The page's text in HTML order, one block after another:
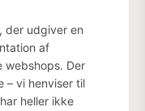
der udgiver en
af
webshops. Der
– vi henviser til
heller ikke